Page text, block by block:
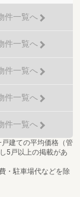
件一覧へ
件一覧へ
件一覧へ
件一覧へ
件一覧へ
建ての平均価格（管
5戸以上の掲載があ
・駐車場代などを除